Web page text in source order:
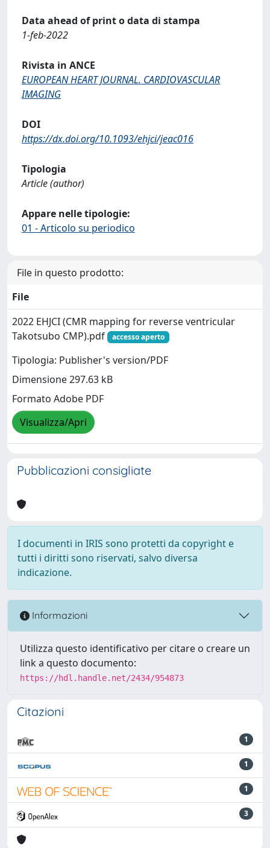
Data ahead of print o data di stampa
1-feb-2022
Rivista in ANCE
EUROPEAN HEART JOURNAL. CARDIOVASCULAR
IMAGING
DOI
https://dx.doi.org/10.1093/ehjci/jeac016
Tipologia
Article (author)
Appare nelle tipologie:
01 - Articolo su periodico
File in questo prodotto:
File
2022 EHJCI (CMR mapping for reverse ventricular
Takotsubo CMP).pdf
accesso aperto
Tipologia: Publisher's version/PDF
Dimensione 297.63 kB
Formato Adobe PDF
Visualizza/Apri
Pubblicazioni consigliate
I documenti in IRIS sono protetti da copyright e
tutti i diritti sono riservati, salvo diversa
indicazione.
Informazioni
Utilizza questo identificativo per citare o creare un
link a questo documento:
https://hdl.handle.net/2434/954873
Citazioni
1
1
1
3